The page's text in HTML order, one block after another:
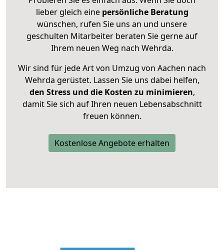
lieber gleich eine persönliche Beratung
wünschen, rufen Sie uns an und unsere
geschulten Mitarbeiter beraten Sie gerne auf
Ihrem neuen Weg nach Wehrda.
Wir sind für jede Art von Umzug von Aachen nach
Wehrda gerüstet. Lassen Sie uns dabei helfen,
den Stress und die Kosten zu minimieren,
damit Sie sich auf Ihren neuen Lebensabschnitt
freuen können.
Kostenlose Angebote erhalten